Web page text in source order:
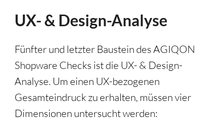
UX- & Design-Analyse
Fünfter und letzter Baustein des AGIQON
Shopware Checks ist die UX- & Design-
Analyse. Um einen UX-bezogenen
Gesamteindruck zu erhalten, müssen vier
Dimensionen untersucht werden: